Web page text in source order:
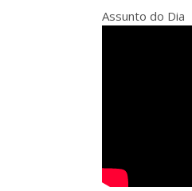
Assunto do Dia